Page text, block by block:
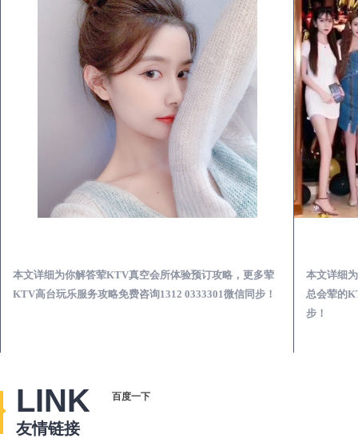
本文详细为你解答荤KTV真空会所体验预订攻略，更多荤
KTV高台玩乐服务攻略免费咨询1312 0333301微信同步！
本文详细
总会荤的
步！
LINK
友情链接
百度一下